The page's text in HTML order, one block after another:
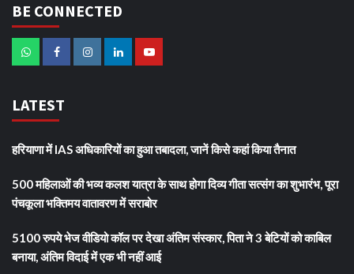
BE CONNECTED
LATEST
हरियाणा में IAS अधिकारियों का हुआ तबादला, जानें किसे कहां किया तैनात
500 महिलाओं की भव्य कलश यात्रा के साथ होगा दिव्य गीता सत्संग का शुभारंभ, पूरा
पंचकूला भक्तिमय वातावरण में सराबोर
5100 रुपये भेज वीडियो कॉल पर देखा अंतिम संस्कार, पिता ने 3 बेटियों को काबिल
बनाया, अंतिम विदाई में एक भी नहीं आई